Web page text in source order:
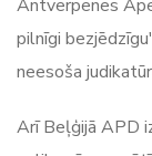
Antverpenes
pilnīgi
neesoša
Arī Beļģijā APD